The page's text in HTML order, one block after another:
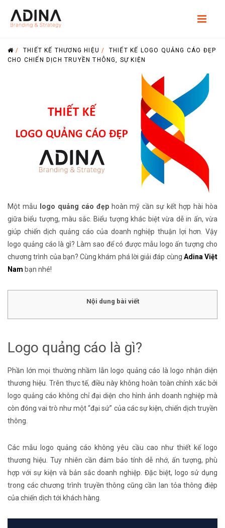
/THIẾT KẾ THƯƠNG HIỆU / THIẾT KẾ LOGO QUẢNG CÁO ĐẸP
CHO CHIẾN DỊCH TRUYỀN THÔNG, SỰ KIỆN
Một mẫu logo quảng cáo đẹp hoàn mỹ cần sự kết hợp hài hòa
giữa biểu tượng, màu sắc. Biểu tượng khác biệt vừa dễ in ấn, vừa
giúp chiến dịch quảng cáo của doanh nghiệp thuận lợi hơn. Vậy
logo quảng cáo là gì? Làm sao để có được mẫu logo ấn tượng cho
chương trình của bạn? Cùng khám phá lời giải đáp cùng Adina Việt
Nam bạn nhé!
Nội dung bài viết
Logo quảng cáo là gì?
Phần lớn mọi thường nhầm lẫn logo quảng cáo là logo nhận diện
thương hiệu. Trên thực tế, điều này không hoàn toàn chính xác bởi
logo quảng cáo không chỉ đại diện cho hình ảnh doanh nghiệp mà
còn đóng vai trò như một “đại sứ” của các sự kiện, chiến dịch truyền
thông.
Các mẫu logo quảng cáo không yêu cầu cao như thiết kế logo
thương hiệu. Tuy nhiên cần đảm bảo tính dễ nhớ, ấn tượng, phù
hợp với sự kiện và bản sắc doanh nghiệp. Đặc biệt, logo sử dụng
trong các chương trình truyền thông cũng cần lan tỏa thông điệp
của chiến dịch tới khách hàng.